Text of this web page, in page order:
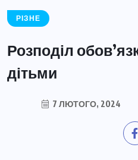
РІЗНЕ
Розподіл
дітьми
7 ЛЮТОГО, 2024